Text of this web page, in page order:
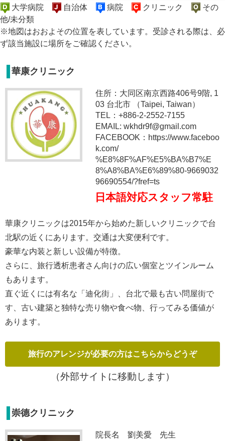
大学病院 自治体 病院 クリニック
その
他/未分類
※地図はおおよその位置を表しています。受診される際は、必
ず該当施設に場所をご確認ください。
華康クリニック
住所：大同区南京西路406号9階, 1
03 台北市 （Taipei, Taiwan）
TEL：+886-2-2552-7155
EMAIL: wkhdr9f@gmail.com
FACEBOOK：https://www.faceboo
k.com/
%E8%8F%AF%E5%BA%B7%E
8%A8%BA%E6%89%80-9669032
96690554/?fref=ts
日本語対応スタッフ常駐
華康クリニックは2015年から始めた新しいクリニックで台
北駅の近くにあります。交通は大変便利です。
豪華な内装と新しい設備が特徴。
さらに、旅行透析患者さん向けの広い個室とツインルーム
もあります。
直ぐ近くには有名な「迪化街」、台北で最も古い問屋街で
す、古い建築と独特な売り物や食べ物、行ってみる価値が
あります。
（外部サイトに移動します）
崇德クリニック
院長名 劉美愛 先生